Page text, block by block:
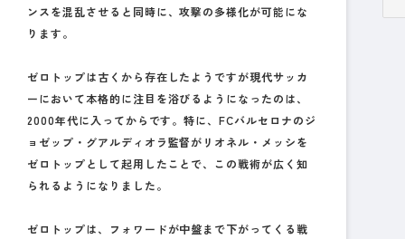
ンスを混乱させると同時に、攻撃の多様化が可能にな
ります。
ゼロトップは古くから存在したようですが現代サッカ
ーにおいて本格的に注目を浴びるようになったのは、
2000年代に入ってからです。特に、FCバルセロナのジ
ョゼップ・グアルディオラ監督がリオネル・メッシを
ゼロトップとして起用したことで、この戦術が広く知
られるようになりました。
ゼロトップは、フォワードが中盤まで下がってくる戦